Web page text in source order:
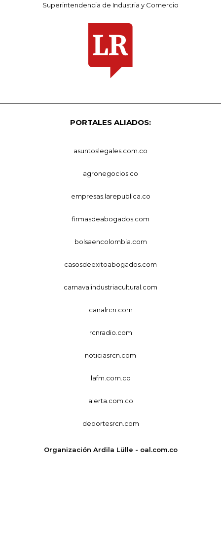
Superintendencia de Industria y Comercio
PORTALES ALIADOS:
asuntoslegales.com.co
agronegocios.co
empresas.larepublica.co
firmasdeabogados.com
bolsaencolombia.com
casosdeexitoabogados.com
carnavalindustriacultural.com
canalrcn.com
rcnradio.com
noticiasrcn.com
lafm.com.co
alerta.com.co
deportesrcn.com
Organización Ardila Lülle - oal.com.co